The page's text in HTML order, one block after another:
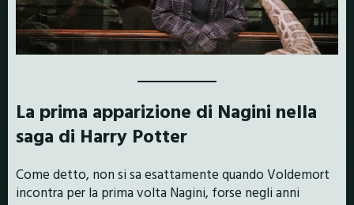
La prima apparizione di Nagini nella
saga di Harry Potter
Come detto, non si sa esattamente quando Voldemort
incontra per la prima volta Nagini, forse negli anni